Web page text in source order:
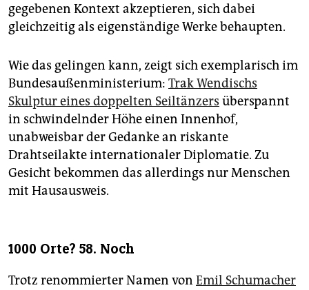
gegebenen Kontext akzeptieren, sich dabei
gleichzeitig als eigenständige Werke behaupten.
Wie das gelingen kann, zeigt sich exemplarisch im
Bundesaußenministerium: Trak Wendischs
Skulptur eines doppelten Seiltänzers überspannt
in schwindelnder Höhe einen Innenhof,
unabweisbar der Gedanke an riskante
Drahtseilakte internationaler Diplomatie. Zu
Gesicht bekommen das allerdings nur Menschen
mit Hausausweis.
1000 Orte? 58. Noch
Trotz renommierter Namen von Emil Schumacher